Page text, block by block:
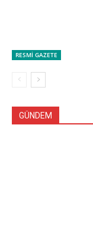
RESMİ GAZETE
GÜNDEM